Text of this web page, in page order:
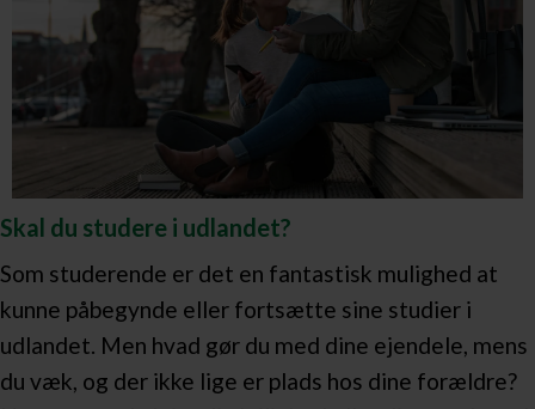
Skal du studere i udlandet?
Som studerende er det en fantastisk mulighed at
kunne påbegynde eller fortsætte sine studier i
udlandet. Men hvad gør du med dine ejendele, mens
du væk, og der ikke lige er plads hos dine forældre?